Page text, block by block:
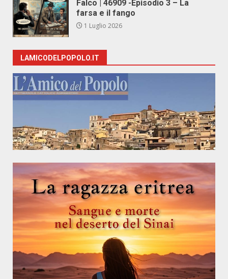
Falco | 46909 -Episodio 3 – La
farsa e il fango
1 Luglio 2026
LAMICODELPOPOLO.IT